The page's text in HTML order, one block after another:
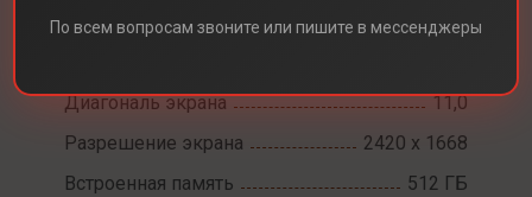
Wifi
Диагональ экрана
11,0
Разрешение экрана
2420 х 1668
Встроенная память
512 ГБ
По всем вопросам звоните или пишите в мессенджеры